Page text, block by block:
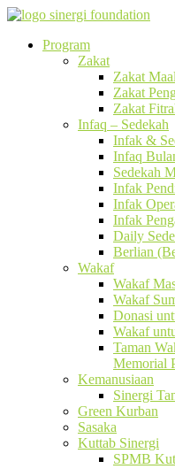
Program
Zakat
Zakat Maal
Zakat
Zakat
Infaq – Sedekah
Infak &
Infaq
Sedekah
Infak
Infak
Infak
Daily
Berlian
Wakaf
Wakaf
Wakaf
Donasi
Wakaf
Taman
Memorial
Kemanusiaan
Sinergi
Green Kurban
Sasaka
Kuttab Sinergi
SPMB